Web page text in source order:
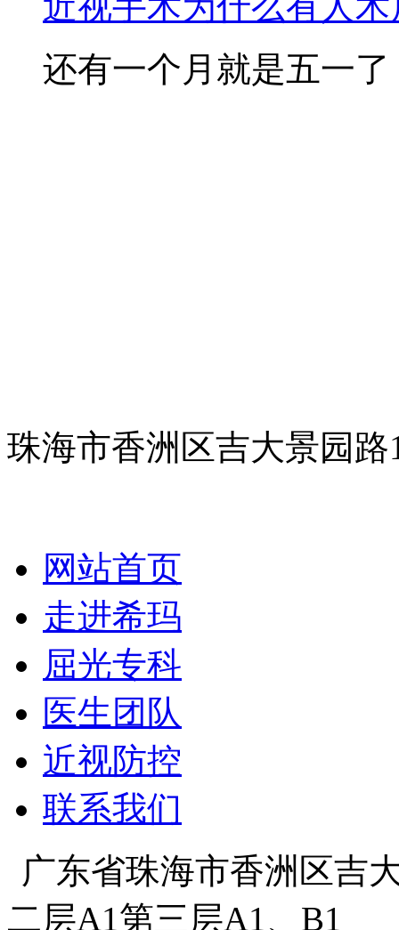
还有一个月就是五一
珠海市香洲区吉大景园
网站首页
走进希玛
屈光专科
医生团队
近视防控
联系我们
广东省珠海市香洲区吉
二层A1第三层A1、B1